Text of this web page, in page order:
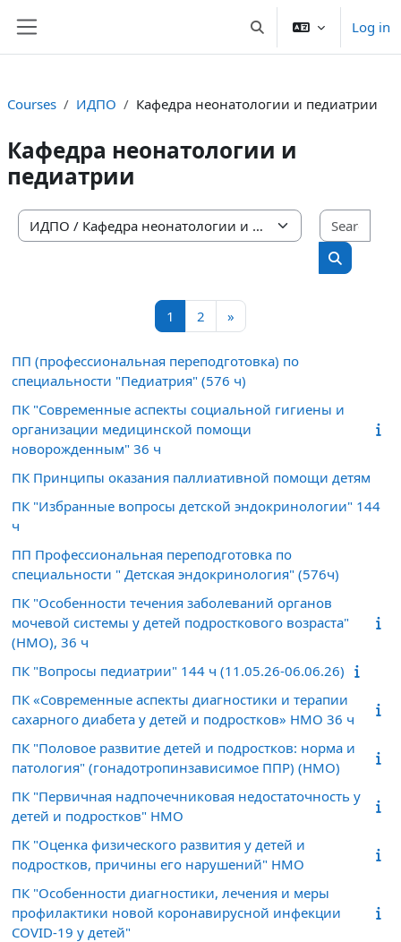
Toggle search inputLog in
Courses ИДПО Кафедра неонатологии и педиатрии
Кафедра неонатологии и
педиатрии
Course categories
Search
1 Page 1
2 Page 2
»
ПП (профессиональная переподготовка) по
специальности "Педиатрия" (576 ч)
ПК "Современные аспекты социальной гигиены и
организации медицинской помощи
новорожденным" 36 ч
ПК Принципы оказания паллиативной помощи детям
ПК "Избранные вопросы детской эндокринологии" 144
ч
ПП Профессиональная переподготовка по
специальности " Детская эндокринология" (576ч)
ПК "Особенности течения заболеваний органов
мочевой системы у детей подросткового возраста"
(НМО), 36 ч
ПК "Вопросы педиатрии" 144 ч (11.05.26-06.06.26)
ПК «Современные аспекты диагностики и терапии
сахарного диабета у детей и подростков» НМО 36 ч
ПК "Половое развитие детей и подростков: норма и
патология" (гонадотропинзависимое ППР) (НМО)
ПК "Первичная надпочечниковая недостаточность у
детей и подростков" НМО
ПК "Оценка физического развития у детей и
подростков, причины его нарушений" НМО
ПК "Особенности диагностики, лечения и меры
профилактики новой коронавирусной инфекции
COVID-19 у детей"